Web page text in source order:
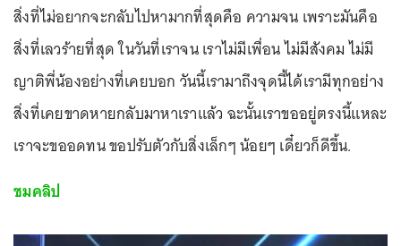
สิ่งที่ไม่อยากจะกลับไปหามากที่สุดคือ ความจน เพราะมันคือ
สิ่งที่เลวร้ายที่สุด ในวันที่เราจน เราไม่มีเพื่อน ไม่มีสังคม ไม่มี
ญาติพี่น้องอย่างที่เคยบอก วันนี้เรามาถึงจุดนี้ได้เรามีทุกอย่าง
สิ่งที่เคยขาดหายกลับมาหาเราแล้ว ฉะนั้นเราขออยู่ตรงนี้แหละ
เราจะขออดทน ขอปรับตัวกับสิ่งเล็กๆ น้อยๆ เดี๋ยวก็ดีขึ้น.
ชมคลิป